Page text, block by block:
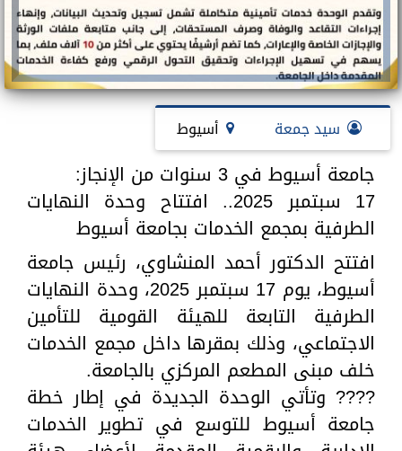
سيد جمعة أسيوط
جامعة أسيوط في 3 سنوات من الإنجاز:
17 سبتمبر 2025.. افتتاح وحدة النهايات
الطرفية بمجمع الخدمات بجامعة أسيوط
افتتح الدكتور أحمد المنشاوي، رئيس جامعة
أسيوط، يوم 17 سبتمبر 2025، وحدة النهايات
الطرفية التابعة للهيئة القومية للتأمين
الاجتماعي، وذلك بمقرها داخل مجمع الخدمات
خلف مبنى المطعم المركزي بالجامعة.
???? وتأتي الوحدة الجديدة في إطار خطة
جامعة أسيوط للتوسع في تطوير الخدمات